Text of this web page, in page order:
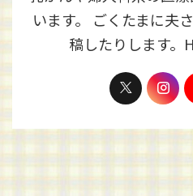
います。 ごくたまに夫
稿したりします。